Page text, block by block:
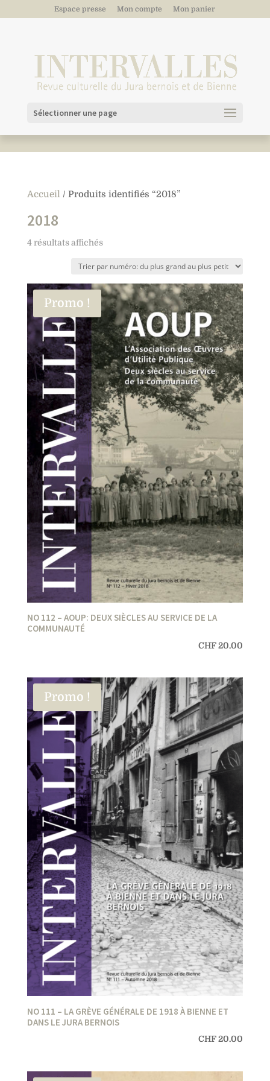
Espace presse Mon compte Mon panier
Sélectionner une page
Accueil/ Produits identifiés “2018”
2018
4 résultats affichés
Promo !
NO 112 – AOUP: DEUX SIÈCLES AU SERVICE DE LA
COMMUNAUTÉ
CHF20.00
Promo !
NO 111 – LA GRÈVE GÉNÉRALE DE 1918 À BIENNE ET
DANS LE JURA BERNOIS
CHF20.00